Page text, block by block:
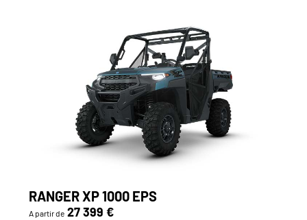
RANGER XP 1000 EPS
A partir de 27 399 €